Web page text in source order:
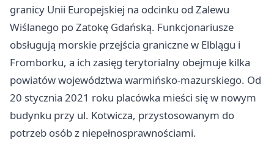
granicy Unii Europejskiej na odcinku od Zalewu
Wiślanego po Zatokę Gdańską. Funkcjonariusze
obsługują morskie przejścia graniczne w Elblągu i
Fromborku, a ich zasięg terytorialny obejmuje kilka
powiatów województwa warmińsko-mazurskiego. Od
20 stycznia 2021 roku placówka mieści się w nowym
budynku przy ul. Kotwicza, przystosowanym do
potrzeb osób z niepełnosprawnościami.